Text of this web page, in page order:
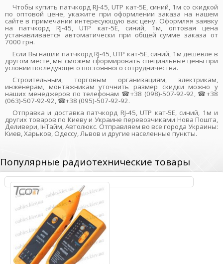
Чтобы купить патчкорд RJ-45, UTP кат-5E, синий, 1м со скидкой
по оптовой цене, укажите при оформлении заказа на нашем
сайте в примечании интересующую вас цену. Оформляя заявку
на патчкорд RJ-45, UTP кат-5E, синий, 1м, оптовая цена
устанавливается автоматически при общей сумме заказа от
7000 грн.
Если Вы нашли патчкорд RJ-45, UTP кат-5E, синий, 1м дешевле в
другом месте, мы сможем сформировать специальные цены при
условии последующего постоянного сотрудничества.
Строительным, торговым организациям, электрикам,
инженерам, монтажникам уточнить размер скидки можно у
наших менеджеров по телефонам ☎+38 (098)-507-92-92, ☎+38
(063)-507-92-92, ☎+38 (095)-507-92-92.
Отправка и доставка патчкорд RJ-45, UTP кат-5E, синий, 1м и
других товаров по Киеву и Украине перевозчиками Нова Пошта,
Деливери, ІнТайм, Автолюкс. Отправляем во все города Украины:
Киев, Харьков, Одессу, Львов и другие населенные пункты.
Популярные радиотехнические товары